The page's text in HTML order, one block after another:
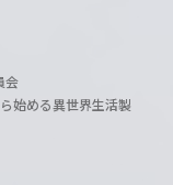
会
始める異世界生活製